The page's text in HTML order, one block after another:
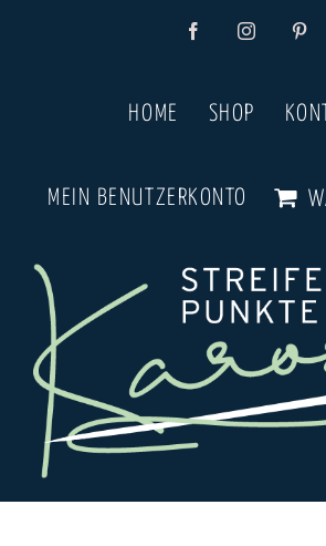
FacebookInstagram
HOME SHOP
MEIN BENUTZERKONTO